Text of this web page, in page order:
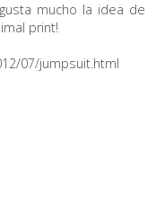
mucho la idea de
print!
07/jumpsuit.html